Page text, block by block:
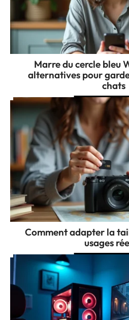
Marre du cercle bleu
alternatives pour
chats
Comment adapter la
usages